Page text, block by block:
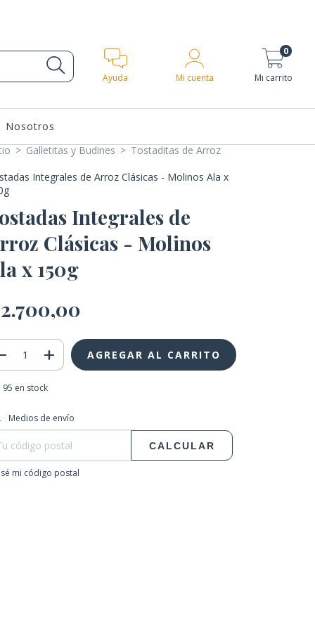
Ayuda Mi cuenta Mi carrito
0
Nosotros
> Galletitas y Budines > Tostaditas de Arroz
Integrales de Arroz Clásicas - Molinos Ala x
Integrales de
Clásicas - Molinos
x 150g
95 en stock
para el CP:
Medios de envío
CALCULAR
mi código postal